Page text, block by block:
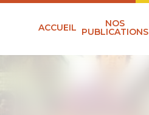
ACCUEIL NOS
PUBLICATIONS